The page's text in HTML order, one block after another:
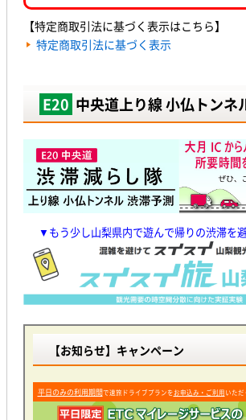
【特定商取引法に基づく表示はこちら】
特定商取引法に基づく表示
E20 中央道上り線 小仏トンネ
▼もう少し山梨県内で遊んで帰りの渋滞を
【お知らせ】キャンペーン
平日のみの利用期間で速旅ドライブプランをお申込み・ご利用いただ